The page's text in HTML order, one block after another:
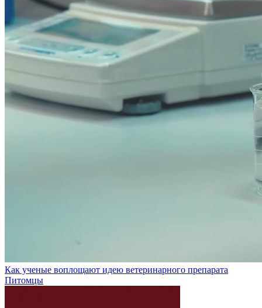
Как ученые воплощают идею ветеринарного препарата
Питомцы